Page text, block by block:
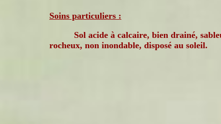
Soins particuliers :
Sol acide à calcaire, bien drainé,
rocheux, non inondable, disposé au soleil.